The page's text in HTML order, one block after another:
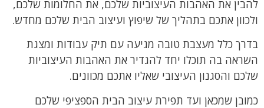
להבין את האהבות העיצוביות שלכם, את החלומות שלכם,
ולכוון אתכם בתהליך של שיפוץ ועיצוב הבית שלכם מחדש.
בדרך כלל מעצבת טובה מגיעה עם תיק עבודות ומצגת
השראה בה תוכלו יחד להגדיר את האהבות העיצוביות
שלכם והסגנון העיצובי שאליו אתכם מכוונים.
כמובן שמכאן ועד תפירת עיצוב הבית הספציפי שלכם